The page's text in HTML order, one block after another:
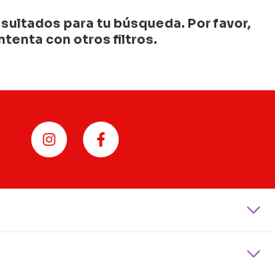
para tu búsqueda. Por favor,
con otros filtros.